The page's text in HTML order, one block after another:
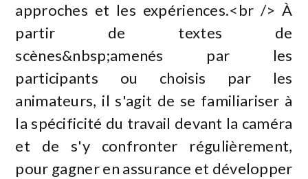
approches et les expériences.<br /> À
partir de textes de
scènes&nbsp;amenés par les
participants ou choisis par les
animateurs, il s'agit de se familiariser à
la spécificité du travail devant la caméra
et de s'y confronter régulièrement,
pour gagner en assurance et développer